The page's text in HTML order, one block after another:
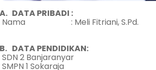
A. DATA PRIBADI :
Nama : Meli Fitriani, S.Pd.
B. DATA PENDIDIKAN:
SDN 2 Banjaranyar
SMPN 1 Sokaraja